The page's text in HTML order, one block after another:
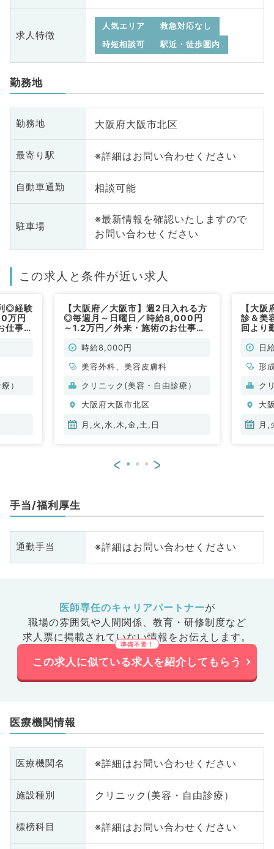
求人特徴
人気エリア
救急対応なし
時短相談可
駅近・徒歩圏内
勤務地
勤務地 大阪府大阪市北区
最寄り駅 ※詳細はお問い合わせください
自動車通勤 相談可能
駐車場
※最新情報を確認いたしますので
お問い合わせください
この求人と条件が近い求人
◎経験
万円
仕事
）
【大阪府／大阪市】週2日入れる方
◎毎週月～日曜日／時給8,000円
～1.2万円／外来・施術のお仕事で
時給8,000円
美容外科、美容皮膚科
クリニック(美容・自由診療）
大阪府大阪市北区
月,火,水,木,金,土,日
【大
診＆美
回より
ブあ日
形
ク
大
月,
< >
手当/福利厚生
通勤手当 ※詳細はお問い合わせください
医師専任のキャリアパートナーが
職場の雰囲気や人間関係、 教育・研修制度など
求人票に掲載されていない情報をお伝えします。
この求人に似ている求人を紹介してもらう
医療機関情報
医療機関名 ※詳細はお問い合わせください
施設種別 クリニック(美容・自由診療）
標榜科目 ※詳細はお問い合わせください